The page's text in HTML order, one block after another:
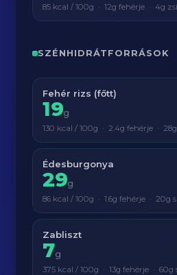
85 kcal / 100g · 12g fehérje · 4g
SZÉNHIDRÁTFORRÁSOK
Fehér rizs (főtt)
19g
130 kcal / 100g · 2.4g fehérje ·
Édesburgonya
29g
86 kcal / 100g · 1.6g fehérje · 20g
Zabliszt
7g
375 kcal / 100g · 13g fehérje ·